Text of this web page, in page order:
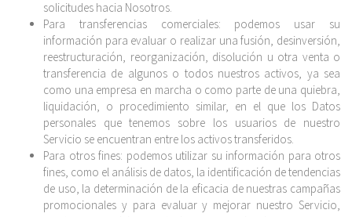
solicitudes hacia Nosotros.
Para transferencias comerciales: podemos usar su
información para evaluar o realizar una fusión, desinversión,
reestructuración, reorganización, disolución u otra venta o
transferencia de algunos o todos nuestros activos, ya sea
como una empresa en marcha o como parte de una quiebra,
liquidación, o procedimiento similar, en el que los Datos
personales que tenemos sobre los usuarios de nuestro
Servicio se encuentran entre los activos transferidos.
Para otros fines: podemos utilizar su información para otros
fines, como el análisis de datos, la identificación de tendencias
de uso, la determinación de la eficacia de nuestras campañas
promocionales y para evaluar y mejorar nuestro Servicio,